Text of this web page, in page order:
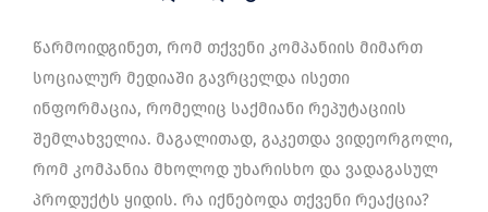
წარმოიდგინეთ, რომ თქვენი კომპანიის მიმართ
სოციალურ მედიაში გავრცელდა ისეთი
ინფორმაცია, რომელიც საქმიანი რეპუტაციის
შემლახველია. მაგალითად, გაკეთდა ვიდეორგოლი,
რომ კომპანია მხოლოდ უხარისხო და ვადაგასულ
პროდუქტს ყიდის. რა იქნებოდა თქვენი რეაქცია?